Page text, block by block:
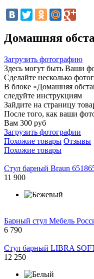
Домашняя
Загрузить фотографию
Здесь могут быть Ваши
Сделайте несколько
В блоке «Домашняя
следуйте инструкциям
Зайдите на страницу
После того, как ваши
Вам 300 руб
Загрузить фотографии
Похожие товары Отзывы
Похожие товары
Стул барный Braun
11 900
Барный стул Мебель
6 790
Стул барный LIBRA
12 250